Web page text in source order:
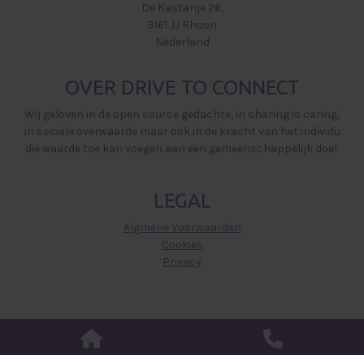
De Kastanje 26,
3161 JJ Rhoon
Nederland
OVER DRIVE TO CONNECT
Wij geloven in de open source gedachte, in sharing is caring,
in sociale overwaarde maar ook in de kracht van het individu
die waarde toe kan voegen aan een gemeenschappelijk doel.
LEGAL
Algmene Voorwaarden
Cookies
Privacy